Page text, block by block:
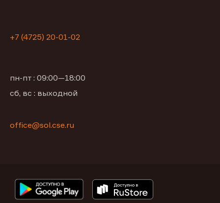
+7 (4725) 20-01-02
пн-пт : 09:00—18:00
сб, вс : выходной
office@sol.cse.ru